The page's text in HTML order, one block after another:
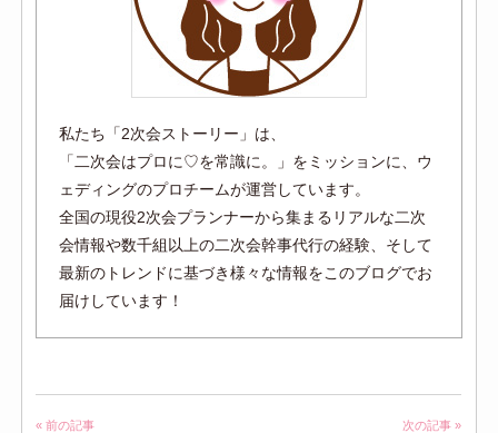
私たち「2次会ストーリー」は、
「二次会はプロに♡を常識に。」をミッションに、ウ
ェディングのプロチームが運営しています。
全国の現役2次会プランナーから集まるリアルな二次
会情報や数千組以上の二次会幹事代行の経験、そして
最新のトレンドに基づき様々な情報をこのブログでお
届けしています！
« 前の記事 次の記事 »